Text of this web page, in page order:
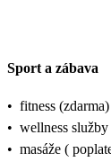
Sport a zábava
• fitness (zdarma)
• wellness služby
• masáže (